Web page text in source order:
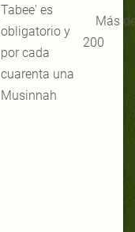
Tabee' es
obligatorio y
por cada
cuarenta una
Musinnah
Más
200